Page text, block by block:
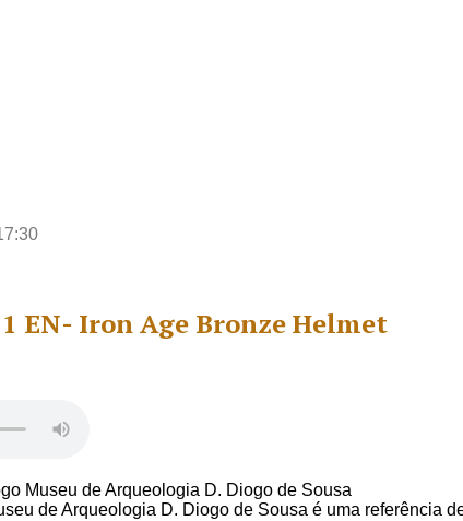
EN- Iron Age Bronze Helmet
de Arqueologia D. Diogo de Sousa é uma referência